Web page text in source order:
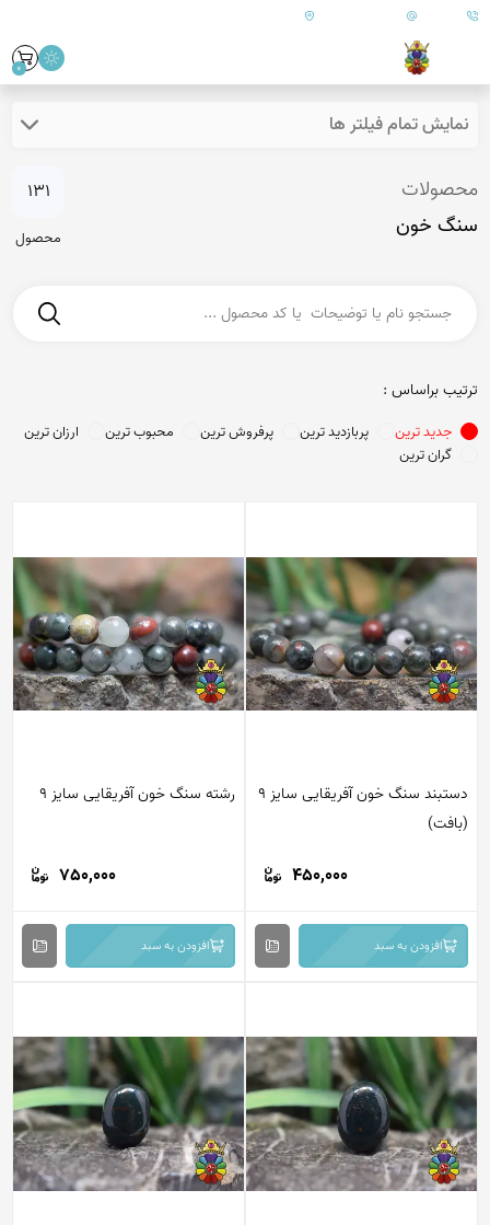
09179890157 ایران - فارس - کازرون
0
نمایش تمام فیلتر ها
محصولات
سنگ خون
131
محصول
ترتیب براساس :
جدید ترین پربازدید ترین پرفروش ترین محبوب ترین
ارزان ترین
گران ترین
دستبند سنگ خون آفریقایی سایز 9
(بافت)
450,000
افزودن به سبد
رشته سنگ خون آفریقایی سایز 9
750,000
افزودن به سبد